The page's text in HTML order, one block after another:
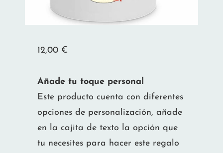
12,00 €
Añade tu toque personal
Este producto cuenta con diferentes
opciones de personalización, añade
en la cajita de texto la opción que
tu necesites para hacer este regalo